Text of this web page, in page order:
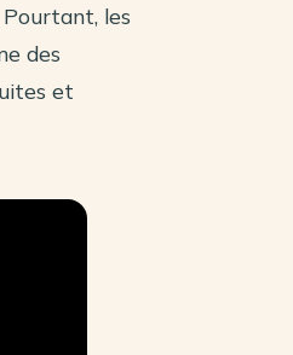
les
des
et